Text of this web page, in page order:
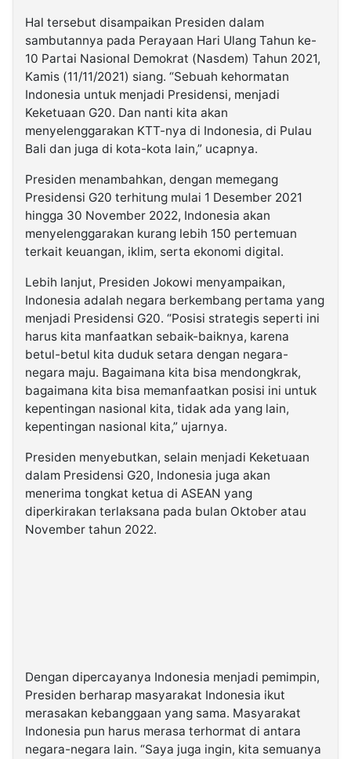
Hal tersebut disampaikan Presiden dalam
sambutannya pada Perayaan Hari Ulang Tahun ke-
10 Partai Nasional Demokrat (Nasdem) Tahun 2021,
Kamis (11/11/2021) siang. “Sebuah kehormatan
Indonesia untuk menjadi Presidensi, menjadi
Keketuaan G20. Dan nanti kita akan
menyelenggarakan KTT-nya di Indonesia, di Pulau
Bali dan juga di kota-kota lain,” ucapnya.
Presiden menambahkan, dengan memegang
Presidensi G20 terhitung mulai 1 Desember 2021
hingga 30 November 2022, Indonesia akan
menyelenggarakan kurang lebih 150 pertemuan
terkait keuangan, iklim, serta ekonomi digital.
Lebih lanjut, Presiden Jokowi menyampaikan,
Indonesia adalah negara berkembang pertama yang
menjadi Presidensi G20. “Posisi strategis seperti ini
harus kita manfaatkan sebaik-baiknya, karena
betul-betul kita duduk setara dengan negara-
negara maju. Bagaimana kita bisa mendongkrak,
bagaimana kita bisa memanfaatkan posisi ini untuk
kepentingan nasional kita, tidak ada yang lain,
kepentingan nasional kita,” ujarnya.
Presiden menyebutkan, selain menjadi Keketuaan
dalam Presidensi G20, Indonesia juga akan
menerima tongkat ketua di ASEAN yang
diperkirakan terlaksana pada bulan Oktober atau
November tahun 2022.
Dengan dipercayanya Indonesia menjadi pemimpin,
Presiden berharap masyarakat Indonesia ikut
merasakan kebanggaan yang sama. Masyarakat
Indonesia pun harus merasa terhormat di antara
negara-negara lain. “Saya juga ingin, kita semuanya